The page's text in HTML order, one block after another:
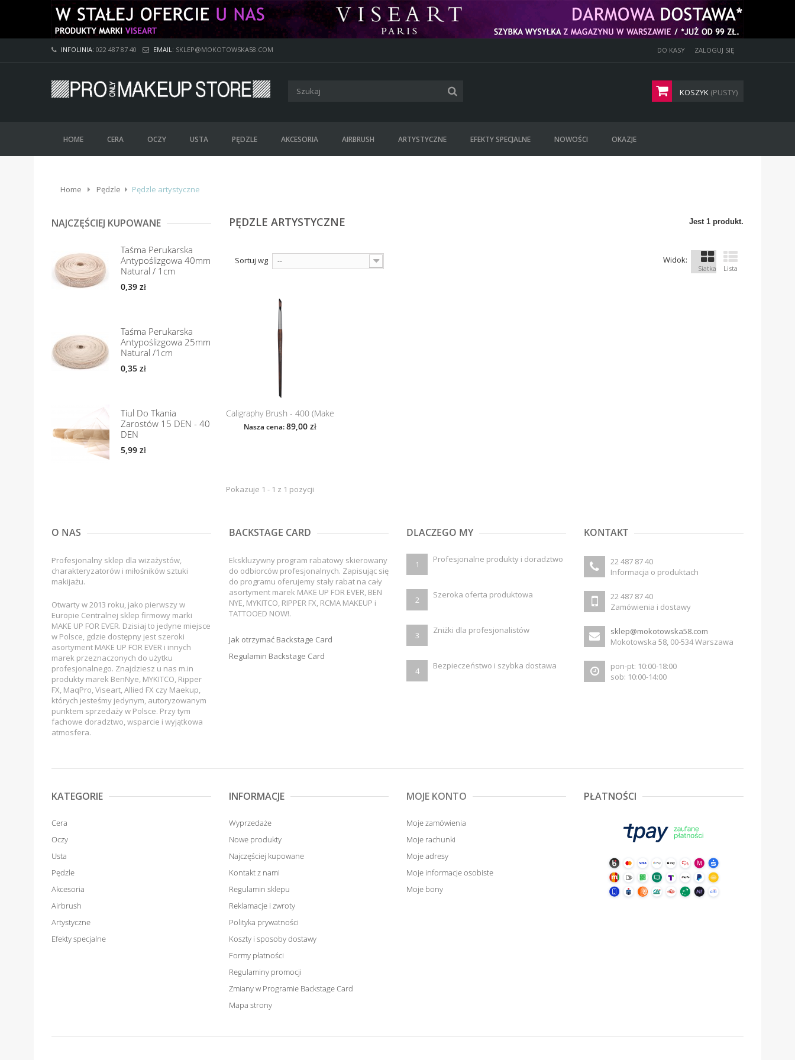
DO KASY ZALOGUJ SIĘ
INFOLINIA: 022 487 87 40 EMAIL: SKLEP@MOKOTOWSKA58.COM
KOSZYK (PUSTY)
HOME CERA OCZY USTA PĘDZLE AKCESORIA AIRBRUSH ARTYSTYCZNE EFEKTY SPECJALNE NOWOŚCI OKAZJE
Home Pędzle Pędzle artystyczne
NAJCZĘŚCIEJ KUPOWANE
Taśma Perukarska
Antypoślizgowa 40mm
Natural / 1cm
0,39 zł
Taśma Perukarska
Antypoślizgowa 25mm
Natural /1cm
0,35 zł
Tiul Do Tkania
Zarostów 15 DEN - 40
DEN
5,99 zł
PĘDZLE ARTYSTYCZNE Jest 1 produkt.
Widok:
Siatka Lista
Sortuj wg --
Caligraphy Brush - 400 (Make Up For Ever)
Nasza cena: 89,00 zł
Pokazuje 1 - 1 z 1 pozycji
O NAS
Profesjonalny sklep dla wizażystów,
charakteryzatorów i miłośników sztuki
makijażu.
Otwarty w 2013 roku, jako pierwszy w
Europie Centralnej sklep firmowy marki
MAKE UP FOR EVER. Dzisiaj to jedyne miejsce
w Polsce, gdzie dostępny jest szeroki
asortyment MAKE UP FOR EVER i innych
marek przeznaczonych do użytku
profesjonalnego. Znajdziesz u nas m.in
produkty marek BenNye, MYKITCO, Ripper
FX, MaqPro, Viseart, Allied FX czy Maekup,
których jesteśmy jedynym, autoryzowanym
punktem sprzedaży w Polsce. Przy tym
fachowe doradztwo, wsparcie i wyjątkowa
atmosfera.
BACKSTAGE CARD
Ekskluzywny program rabatowy skierowany
do odbiorców profesjonalnych. Zapisując się
do programu oferujemy stały rabat na cały
asortyment marek MAKE UP FOR EVER, BEN
NYE, MYKITCO, RIPPER FX, RCMA MAKEUP i
TATTOOED NOW!.
Jak otrzymać Backstage Card
Regulamin Backstage Card
DLACZEGO MY
1 Profesjonalne produkty i doradztwo
2 Szeroka oferta produktowa
3 Zniżki dla profesjonalistów
4 Bezpieczeństwo i szybka dostawa
KONTAKT
22 487 87 40
Informacja o produktach
22 487 87 40
Zamówienia i dostawy
sklep@mokotowska58.com
Mokotowska 58, 00-534 Warszawa
pon-pt: 10:00-18:00
sob: 10:00-14:00
KATEGORIE
Cera
Oczy
Usta
Pędzle
Akcesoria
Airbrush
Artystyczne
Efekty specjalne
INFORMACJE
Wyprzedaże
Nowe produkty
Najczęściej kupowane
Kontakt z nami
Regulamin sklepu
Reklamacje i zwroty
Polityka prywatności
Koszty i sposoby dostawy
Formy płatności
Regulaminy promocji
Zmiany w Programie Backstage Card
Mapa strony
MOJE KONTO
Moje zamówienia
Moje rachunki
Moje adresy
Moje informacje osobiste
Moje bony
PŁATNOŚCI